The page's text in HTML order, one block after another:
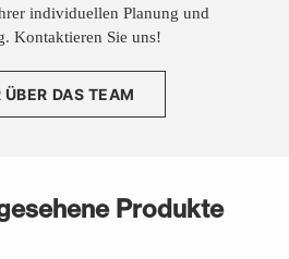
individuellen Planung und
Kontaktieren Sie uns!
ÜBER DAS TEAM
Produkte